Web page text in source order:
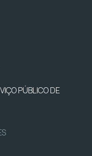
PÚBLICO DE